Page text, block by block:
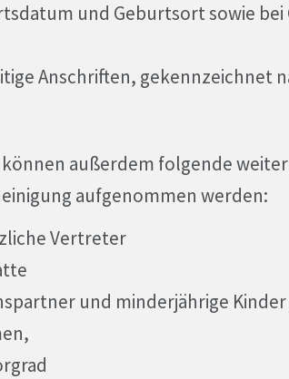
und Geburtsort sowie bei
Anschriften, gekennzeichnet
außerdem folgende
aufgenommen werden:
Vertreter
und minderjährige